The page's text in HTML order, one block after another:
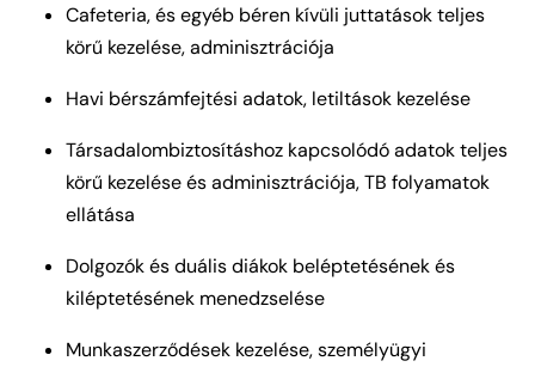
Cafeteria, és egyéb béren kívüli juttatások teljes
körű kezelése, adminisztrációja
Havi bérszámfejtési adatok, letiltások kezelése
Társadalombiztosításhoz kapcsolódó adatok teljes
körű kezelése és adminisztrációja, TB folyamatok
ellátása
Dolgozók és duális diákok beléptetésének és
kiléptetésének menedzselése
Munkaszerződések kezelése, személyügyi